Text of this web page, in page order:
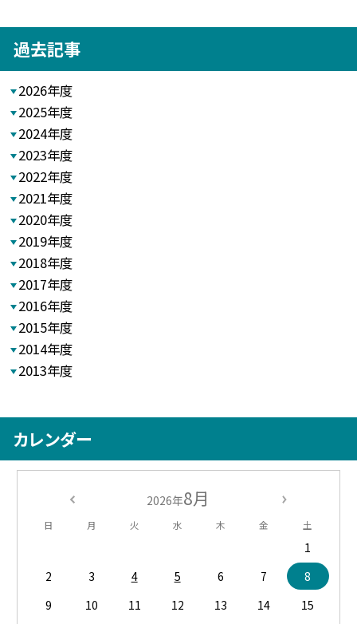
過去記事
2026年度
2025年度
2024年度
2023年度
2022年度
2021年度
2020年度
2019年度
2018年度
2017年度
2016年度
2015年度
2014年度
2013年度
カレンダー
2026年8月
日 月 火 水 木 金 土
1
2
3 4 5 6 7
8
9
10 11 12 13 14
15